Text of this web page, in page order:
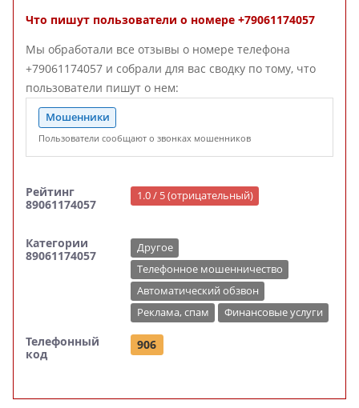
Что пишут пользователи о номере +79061174057
Мы обработали все отзывы о номере телефона
+79061174057 и собрали для вас сводку по тому, что
пользователи пишут о нем:
Мошенники
Пользователи сообщают о звонках мошенников
Рейтинг
89061174057
1.0 / 5 (отрицательный)
Категории
89061174057
Другое
Телефонное мошенничество
Автоматический обзвон
Реклама, спам
Финансовые услуги
Телефонный
код
906